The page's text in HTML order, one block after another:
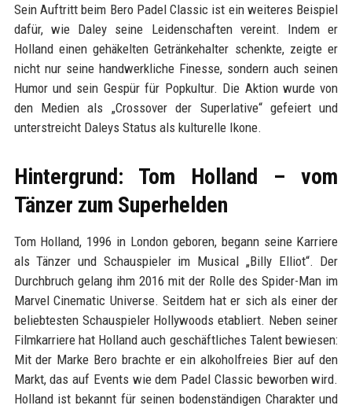
Sein Auftritt beim Bero Padel Classic ist ein weiteres Beispiel
dafür, wie Daley seine Leidenschaften vereint. Indem er
Holland einen gehäkelten Getränkehalter schenkte, zeigte er
nicht nur seine handwerkliche Finesse, sondern auch seinen
Humor und sein Gespür für Popkultur. Die Aktion wurde von
den Medien als „Crossover der Superlative“ gefeiert und
unterstreicht Daleys Status als kulturelle Ikone.
Hintergrund: Tom Holland – vom
Tänzer zum Superhelden
Tom Holland, 1996 in London geboren, begann seine Karriere
als Tänzer und Schauspieler im Musical „Billy Elliot“. Der
Durchbruch gelang ihm 2016 mit der Rolle des Spider-Man im
Marvel Cinematic Universe. Seitdem hat er sich als einer der
beliebtesten Schauspieler Hollywoods etabliert. Neben seiner
Filmkarriere hat Holland auch geschäftliches Talent bewiesen:
Mit der Marke Bero brachte er ein alkoholfreies Bier auf den
Markt, das auf Events wie dem Padel Classic beworben wird.
Holland ist bekannt für seinen bodenständigen Charakter und